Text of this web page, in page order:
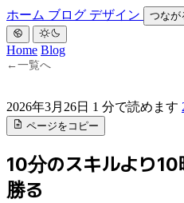
ホーム ブログ デザイン つなが
Home Blog
← 一覧へ
2026年3月26日 1 分で読めます
ページをコピー
10分のスキルより
勝る